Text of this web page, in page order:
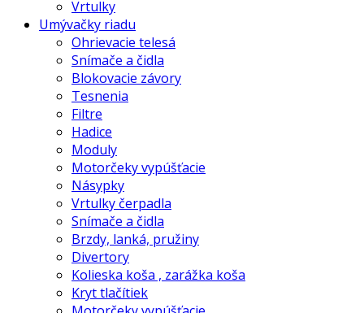
Vrtulky
Umývačky riadu
Ohrievacie telesá
Snímače a čidla
Blokovacie závory
Tesnenia
Filtre
Hadice
Moduly
Motorčeky vypúšťacie
Násypky
Vrtulky čerpadla
Snímače a čidla
Brzdy, lanká, pružiny
Divertory
Kolieska koša , zarážka koša
Kryt tlačítiek